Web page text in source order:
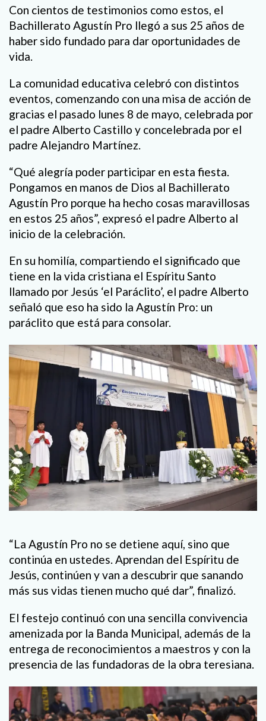
Con cientos de testimonios como estos, el
Bachillerato Agustín Pro llegó a sus 25 años de
haber sido fundado para dar oportunidades de
vida.
La comunidad educativa celebró con distintos
eventos, comenzando con una misa de acción de
gracias el pasado lunes 8 de mayo, celebrada por
el padre Alberto Castillo y concelebrada por el
padre Alejandro Martínez.
“Qué alegría poder participar en esta fiesta.
Pongamos en manos de Dios al Bachillerato
Agustín Pro porque ha hecho cosas maravillosas
en estos 25 años”, expresó el padre Alberto al
inicio de la celebración.
En su homilía, compartiendo el significado que
tiene en la vida cristiana el Espíritu Santo
llamado por Jesús ‘el Paráclito’, el padre Alberto
señaló que eso ha sido la Agustín Pro: un
paráclito que está para consolar.
“La Agustín Pro no se detiene aquí, sino que
continúa en ustedes. Aprendan del Espíritu de
Jesús, continúen y van a descubrir que sanando
más sus vidas tienen mucho qué dar”, finalizó.
El festejo continuó con una sencilla convivencia
amenizada por la Banda Municipal, además de la
entrega de reconocimientos a maestros y con la
presencia de las fundadoras de la obra teresiana.